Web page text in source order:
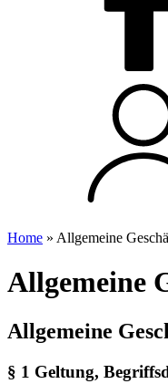
Home » Allgemeine
Allgemeine
Allgemeine
§ 1 Geltung,